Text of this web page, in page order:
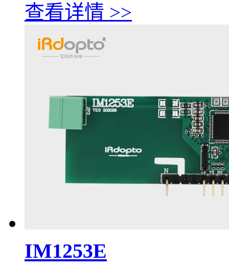
查看详情 >>
IM1253E